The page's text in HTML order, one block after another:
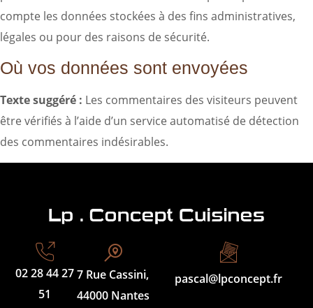
compte les données stockées à des fins administratives,
légales ou pour des raisons de sécurité.
Où vos données sont envoyées
Texte suggéré : Les commentaires des visiteurs peuvent
être vérifiés à l’aide d’un service automatisé de détection
des commentaires indésirables.
02 28 44 27
51
7 Rue Cassini,
44000 Nantes
pascal@lpconcept.fr